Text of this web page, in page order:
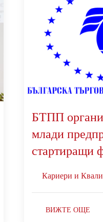
БТПП
млади
стартиращи
Кариери и
ВИЖТЕ ОЩЕ